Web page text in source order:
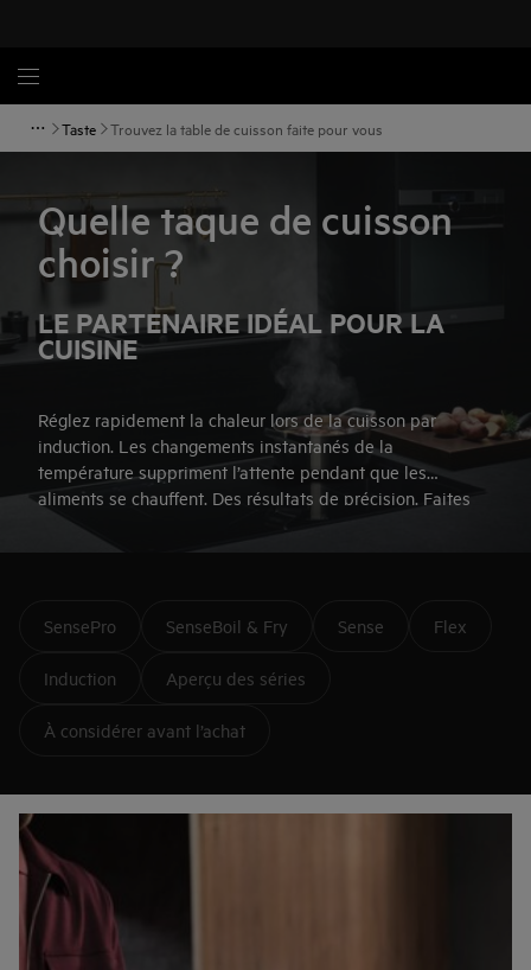
Taste Trouvez la table de cuisson faite pour vous
Quelle taque de cuisson
choisir ?
LE PARTENAIRE IDÉAL POUR LA
CUISINE
Réglez rapidement la chaleur lors de la cuisson par
induction. Les changements instantanés de la
température suppriment l’attente pendant que les
aliments se chauffent. Des résultats de précision. Faites
l’expérience de textures et de goûts les plus raffinés grâce
à l’induction. À tous les coups.
SensePro SenseBoil & Fry Sense Flex
Induction Aperçu des séries
À considérer avant l’achat